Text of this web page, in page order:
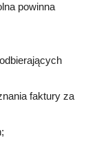
powinna
faktury za